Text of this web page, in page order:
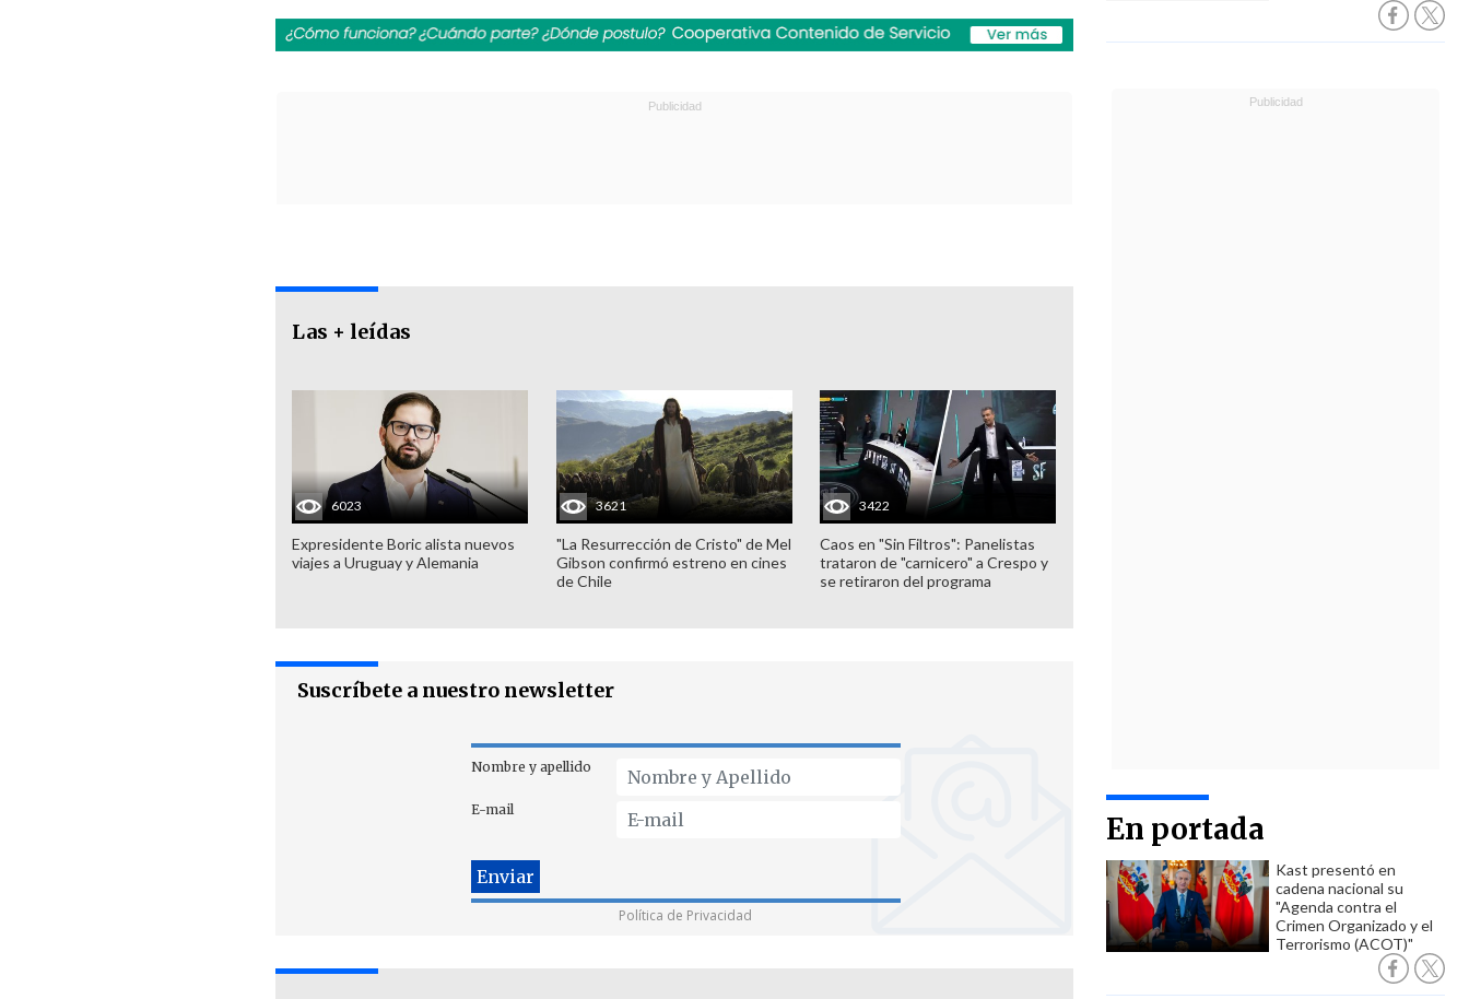
En portada
Kast presentó en
cadena nacional su
"Agenda contra el
Crimen Organizado y el
Terrorismo (ACOT)"
Las + leídas
6023
Expresidente Boric alista nuevos
viajes a Uruguay y Alemania
3621
"La Resurrección de Cristo" de Mel
Gibson confirmó estreno en cines
de Chile
3422
Caos en "Sin Filtros": Panelistas
trataron de "carnicero" a Crespo y
se retiraron del programa
Suscríbete a nuestro newsletter
Nombre y apellido
E-mail
Política de Privacidad